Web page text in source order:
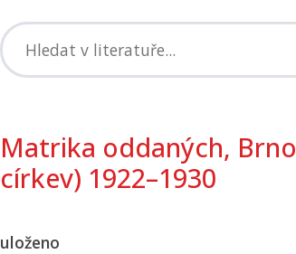
Matrika oddaných,
církev) 1922–1930
uloženo